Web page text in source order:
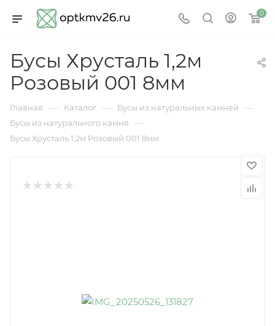
0
Бусы Хрусталь 1,2м
Розовый 001 8мм
Главная — Каталог — Бусы из натуральных камней —
Бусы из натурального камня —
Бусы Хрусталь 1,2м Розовый 001 8мм